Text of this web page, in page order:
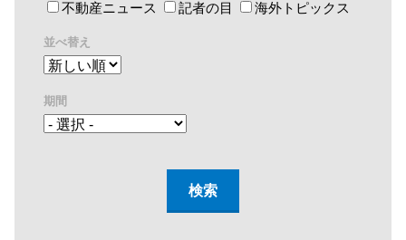
不動産ニュース 記者の目 海外トピックス
並べ替え
期間